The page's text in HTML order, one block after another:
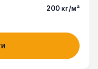
200 кг/м²